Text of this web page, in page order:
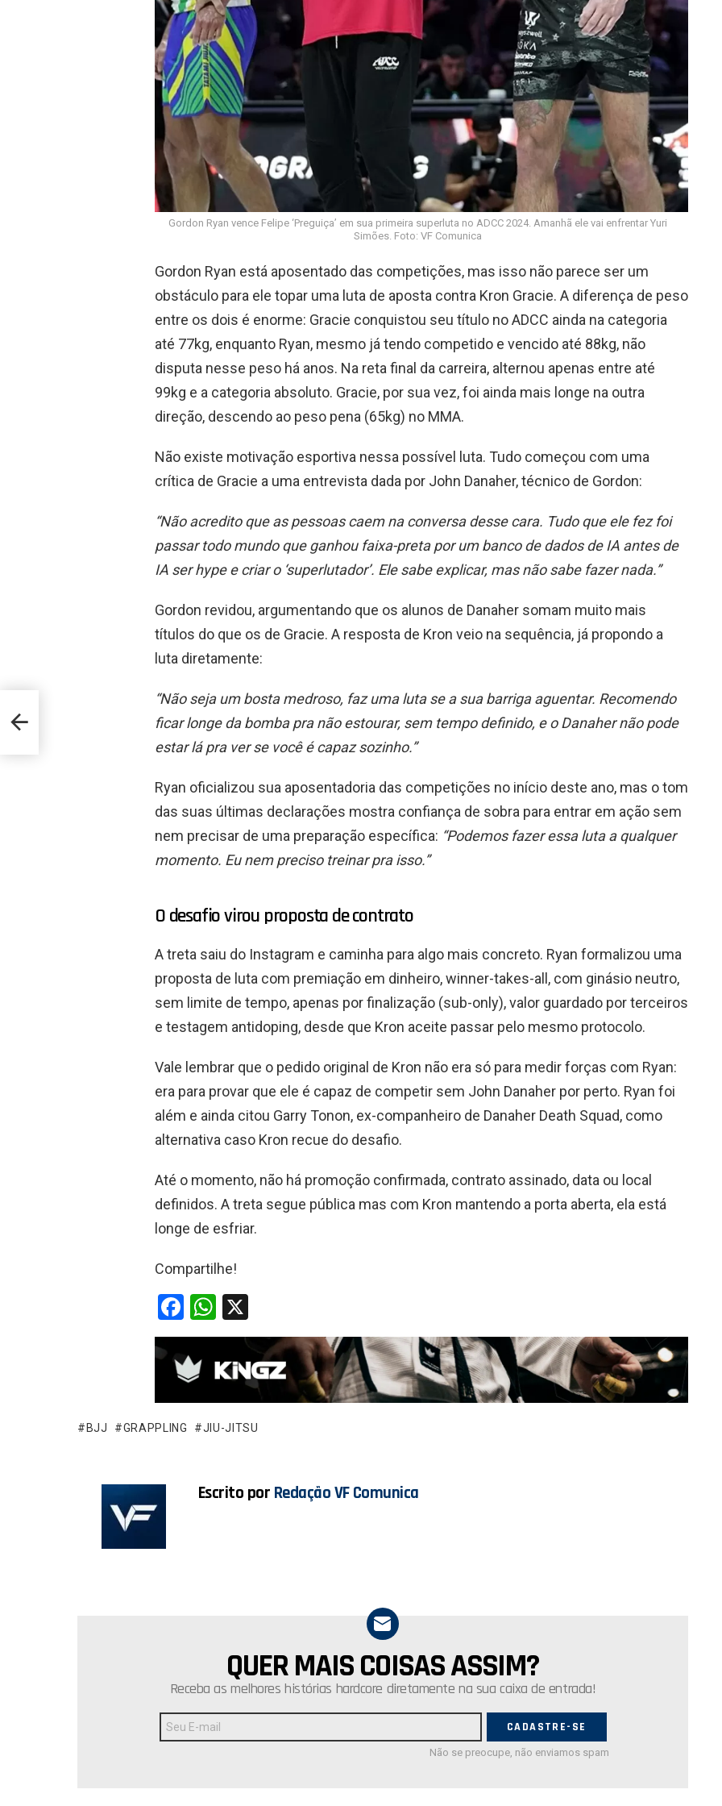
Gordon Ryan vence Felipe ‘Preguiça’ em sua primeira superluta no ADCC 2024. Amanhã ele vai enfrentar Yuri
Simões. Foto: VF Comunica
Gordon Ryan está aposentado das competições, mas isso não parece ser um
obstáculo para ele topar uma luta de aposta contra Kron Gracie. A diferença de peso
entre os dois é enorme: Gracie conquistou seu título no ADCC ainda na categoria
até 77kg, enquanto Ryan, mesmo já tendo competido e vencido até 88kg, não
disputa nesse peso há anos. Na reta final da carreira, alternou apenas entre até
99kg e a categoria absoluto. Gracie, por sua vez, foi ainda mais longe na outra
direção, descendo ao peso pena (65kg) no MMA.
Não existe motivação esportiva nessa possível luta. Tudo começou com uma
crítica de Gracie a uma entrevista dada por John Danaher, técnico de Gordon:
“Não acredito que as pessoas caem na conversa desse cara. Tudo que ele fez foi
passar todo mundo que ganhou faixa-preta por um banco de dados de IA antes de
IA ser hype e criar o ‘superlutador’. Ele sabe explicar, mas não sabe fazer nada.”
Gordon revidou, argumentando que os alunos de Danaher somam muito mais
títulos do que os de Gracie. A resposta de Kron veio na sequência, já propondo a
luta diretamente:
“Não seja um bosta medroso, faz uma luta se a sua barriga aguentar. Recomendo
ficar longe da bomba pra não estourar, sem tempo definido, e o Danaher não pode
estar lá pra ver se você é capaz sozinho.”
Ryan oficializou sua aposentadoria das competições no início deste ano, mas o tom
das suas últimas declarações mostra confiança de sobra para entrar em ação sem
nem precisar de uma preparação específica: “Podemos fazer essa luta a qualquer
momento. Eu nem preciso treinar pra isso.”
O desafio virou proposta de contrato
A treta saiu do Instagram e caminha para algo mais concreto. Ryan formalizou uma
proposta de luta com premiação em dinheiro, winner-takes-all, com ginásio neutro,
sem limite de tempo, apenas por finalização (sub-only), valor guardado por terceiros
e testagem antidoping, desde que Kron aceite passar pelo mesmo protocolo.
Vale lembrar que o pedido original de Kron não era só para medir forças com Ryan:
era para provar que ele é capaz de competir sem John Danaher por perto. Ryan foi
além e ainda citou Garry Tonon, ex-companheiro de Danaher Death Squad, como
alternativa caso Kron recue do desafio.
Até o momento, não há promoção confirmada, contrato assinado, data ou local
definidos. A treta segue pública mas com Kron mantendo a porta aberta, ela está
longe de esfriar.
Compartilhe!
F
a
ce
b
o
o
W
h
at
s
A
p
BJJ GRAPPLING JIU-JITSU
Escrito por Redação VF Comunica
QUER MAIS COISAS ASSIM?
Receba as melhores histórias hardcore diretamente na sua caixa de entrada!
de
E-
Não se preocupe, não enviamos spam